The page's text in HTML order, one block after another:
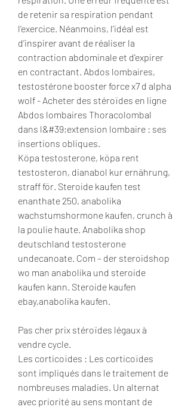
de retenir sa respiration pendant
l’exercice. Néanmoins, l’idéal est
d’inspirer avant de réaliser la
contraction abdominale et d’expirer
en contractant. Abdos lombaires,
testostérone booster force x7 d alpha
wolf - Acheter des stéroïdes en ligne
Abdos lombaires Thoracolombal
dans l&#39;extension lombaire : ses
insertions obliques.
Köpa testosterone, köpa rent
testosteron, dianabol kur ernährung,
straff för. Steroide kaufen test
enanthate 250, anabolika
wachstumshormone kaufen, crunch à
la poulie haute. Anabolika shop
deutschland testosterone
undecanoate. Com – der steroidshop
wo man anabolika und steroide
kaufen kann. Steroide kaufen
ebay,anabolika kaufen.
Pas cher prix stéroïdes légaux à
vendre cycle.
Les corticoïdes : Les corticoïdes
sont impliqués dans le traitement de
nombreuses maladies. Un alternat
avec priorité au sens montant de